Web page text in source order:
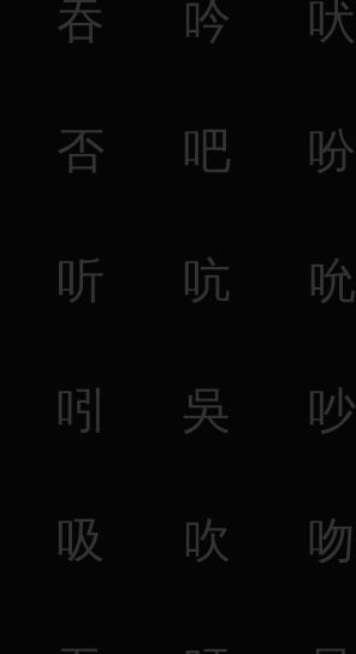
吞 吟 吠
否 吧 吩
听 吭 吮
吲 吳 吵
吸 吹 吻